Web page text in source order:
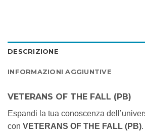
DESCRIZIONE
INFORMAZIONI AGGIUNTIVE
VETERANS OF THE FALL (PB)
Espandi la tua conoscenza
con VETERANS OF THE FALL (PB).